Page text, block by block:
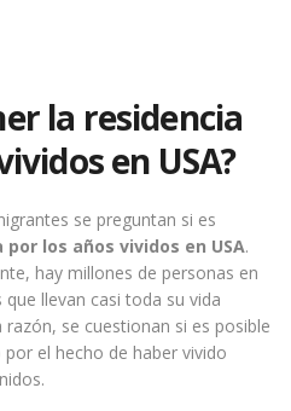
la residencia
en USA?
se preguntan si es
por los años vividos en USA.
hay millones de personas en
llevan casi toda su vida
se cuestionan si es posible
el hecho de haber vivido